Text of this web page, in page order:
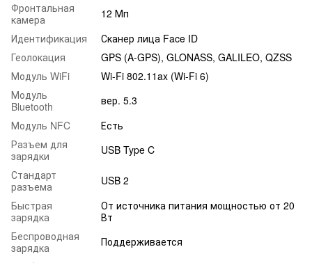
Фронтальная
камера
12 Мп
Идентификация
Сканер лица Face ID
Геолокация
GPS (A-GPS), GLONASS, GALILEO, QZSS
Модуль WiFi
Wi-Fi 802.11ax (Wi-Fi 6)
Модуль
Bluetooth
вер. 5.3
Модуль NFC
Есть
Разъем для
зарядки
USB Type C
Стандарт
разъема
USB 2
Быстрая
зарядка
От источника питания мощностью от 20
Вт
Беспроводная
зарядка
Поддерживается